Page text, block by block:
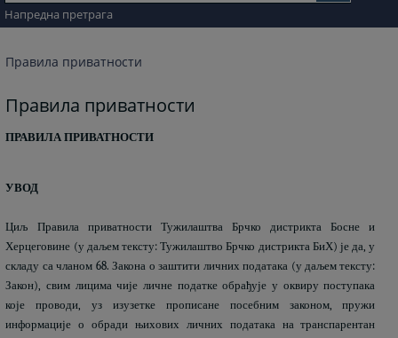
Напредна претрага
Правила приватности
Правила приватности
ПРАВИЛА ПРИВАТНОСТИ
УВОД
Циљ Правила приватности Тужилаштва Брчко дистрикта Босне и
Херцеговине (у даљем тексту: Тужилаштво Брчко дистрикта БиХ) је да, у
складу са чланом 68. Закона о заштити личних података (у даљем тексту:
Закон), свим лицима чије личне податке обрађује у оквиру поступака
које проводи, уз изузетке прописане посебним законом, пружи
информације о обради њихових личних података на транспарентан